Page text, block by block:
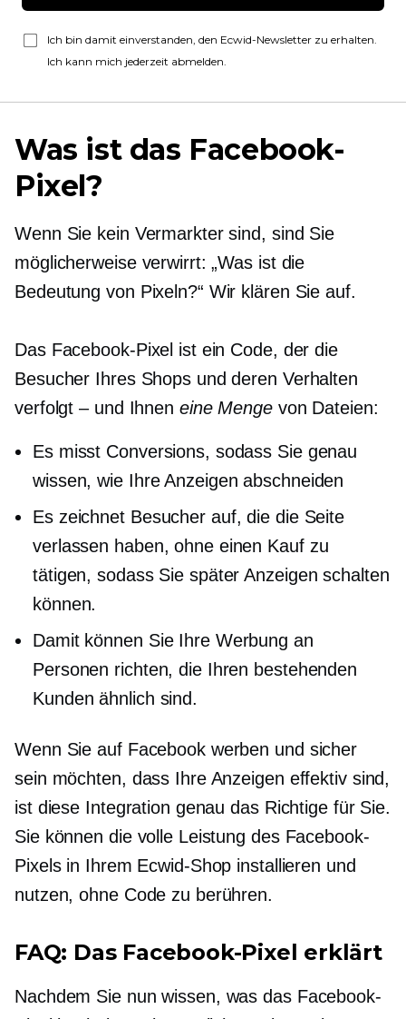
Ich bin damit einverstanden, den Ecwid-Newsletter zu erhalten.
Ich kann mich jederzeit abmelden.
Was ist das Facebook-
Pixel?
Wenn Sie kein Vermarkter sind, sind Sie
möglicherweise verwirrt: „Was ist die
Bedeutung von Pixeln?“ Wir klären Sie auf.
Das Facebook-Pixel ist ein Code, der die
Besucher Ihres Shops und deren Verhalten
verfolgt – und Ihnen eine Mengevon Dateien:
Es misst Conversions, sodass Sie genau
wissen, wie Ihre Anzeigen abschneiden
Es zeichnet Besucher auf, die die Seite
verlassen haben, ohne einen Kauf zu
tätigen, sodass Sie später Anzeigen schalten
können.
Damit können Sie Ihre Werbung an
Personen richten, die Ihren bestehenden
Kunden ähnlich sind.
Wenn Sie auf Facebook werben und sicher
sein möchten, dass Ihre Anzeigen effektiv sind,
ist diese Integration genau das Richtige für Sie.
Sie können die volle Leistung des Facebook-
Pixels in Ihrem Ecwid-Shop installieren und
nutzen, ohne Code zu berühren.
FAQ: Das Facebook-Pixel erklärt
Nachdem Sie nun wissen, was das Facebook-